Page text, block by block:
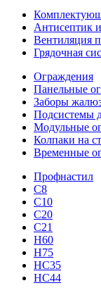
Антисептик
Вентиляция
Грядочная
Ограждения
Панельные
Заборы
Подсистемы
Модульные
Колпаки на
Временные
Профнастил
С8
С10
С20
С21
H60
H75
HС35
НС44